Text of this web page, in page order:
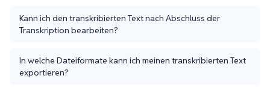
Kann ich den transkribierten Text nach Abschluss der
Transkription bearbeiten?
In welche Dateiformate kann ich meinen transkribierten Text
exportieren?